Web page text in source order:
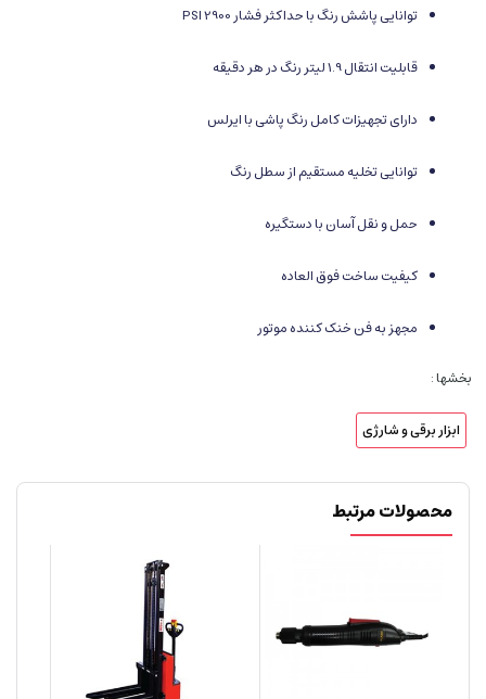
توانایی پاشش رنگ با حداکثر فشار 2900 PSI
قابلیت انتقال 1.9 لیتر رنگ در هر دقیقه
دارای تجهیزات کامل رنگ پاشی با ایرلس
توانایی تخلیه مستقیم از سطل رنگ
حمل و نقل آسان با دستگیره
کیفیت ساخت فوق العاده
مجهز به فن خنک کننده موتور
بخشها :
ابزار برقی و شارژی
محصولات مرتبط